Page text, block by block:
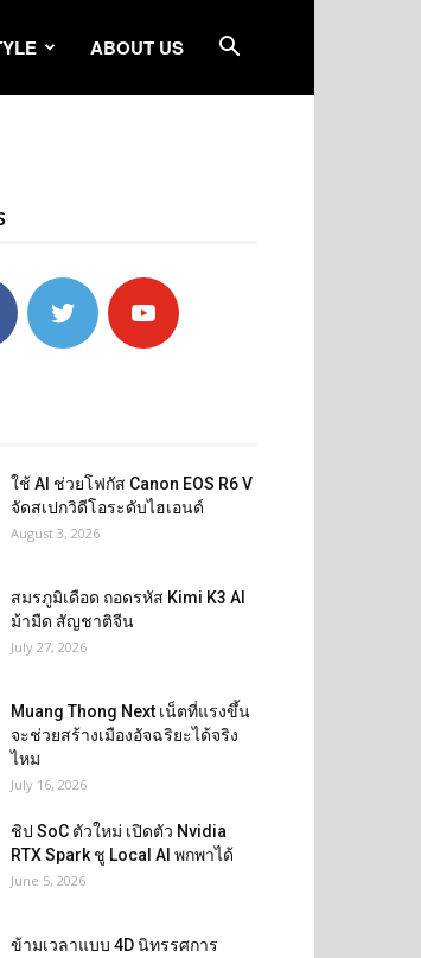
ABOUT US
ใช้ AI ช่วยโฟกัส Canon EOS R6 V
จัดสเปกวิดีโอระดับไฮเอนด์
August 3, 2026
สมรภูมิเดือด ถอดรหัส Kimi K3 AI
ม้ามืด สัญชาติจีน
July 27, 2026
Muang Thong Next เน็ตที่แรงขึ้น
จะช่วยสร้างเมืองอัจฉริยะได้จริง
ไหม
July 16, 2026
ชิป SoC ตัวใหม่ เปิดตัว Nvidia
RTX Spark ชู Local AI พกพาได้
June 5, 2026
ข้ามเวลาแบบ 4D นิทรรศการ